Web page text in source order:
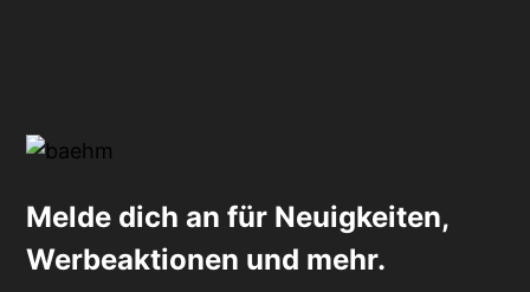
Melde dich an für Neuigkeiten,
Werbeaktionen und mehr.